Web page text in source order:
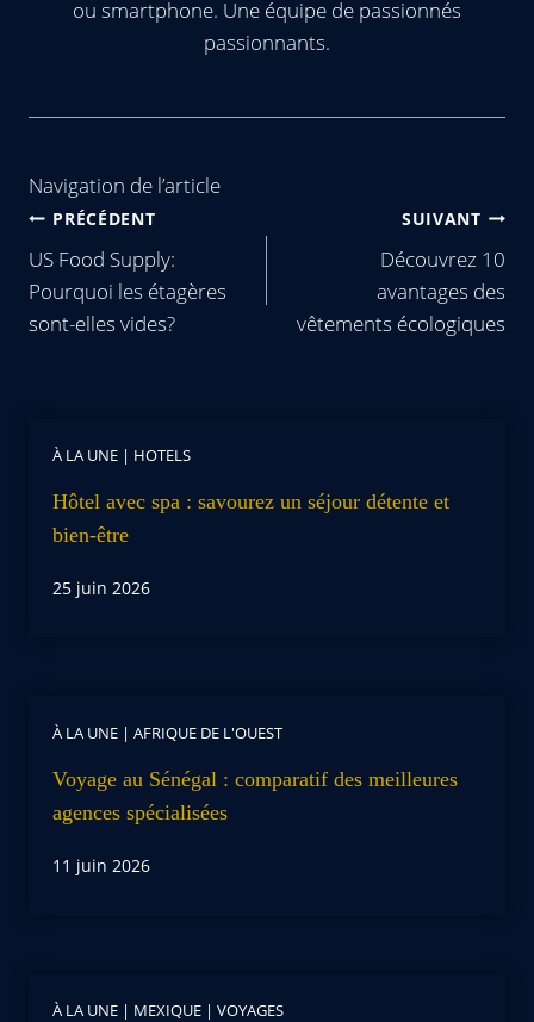
ou smartphone. Une équipe de passionnés
passionnants.
Navigation de l’article
PRÉCÉDENT
US Food Supply:
Pourquoi les étagères
sont-elles vides?
SUIVANT
Découvrez 10
avantages des
vêtements écologiques
À LA UNE | HOTELS
Hôtel avec spa : savourez un séjour détente et
bien-être
25 juin 2026
À LA UNE | AFRIQUE DE L'OUEST
Voyage au Sénégal : comparatif des meilleures
agences spécialisées
11 juin 2026
À LA UNE | MEXIQUE | VOYAGES